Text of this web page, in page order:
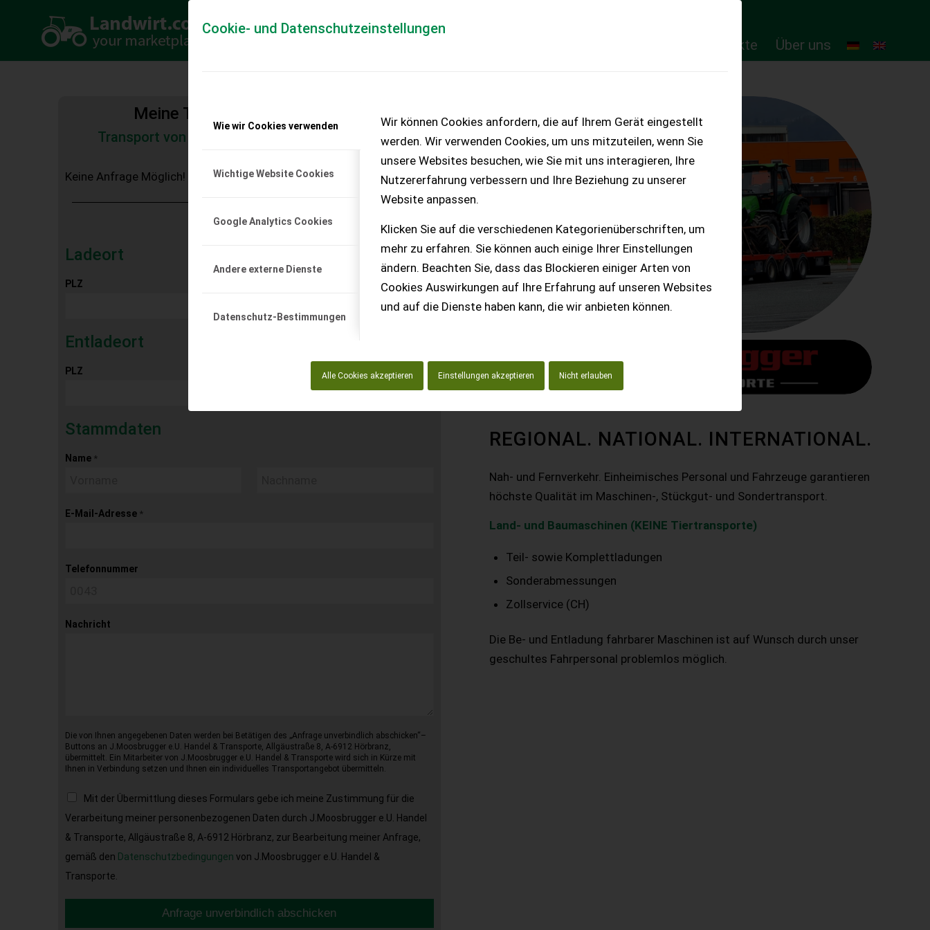
Cookie- und Datenschutzeinstellungen
Wie wir Cookies verwenden
Wichtige Website Cookies
Google Analytics Cookies
Andere externe Dienste
Datenschutz-Bestimmungen
Wir können Cookies anfordern, die auf Ihrem Gerät eingestellt
werden. Wir verwenden Cookies, um uns mitzuteilen, wenn Sie
unsere Websites besuchen, wie Sie mit uns interagieren, Ihre
Nutzererfahrung verbessern und Ihre Beziehung zu unserer
Website anpassen.
Klicken Sie auf die verschiedenen Kategorienüberschriften, um
mehr zu erfahren. Sie können auch einige Ihrer Einstellungen
ändern. Beachten Sie, dass das Blockieren einiger Arten von
Cookies Auswirkungen auf Ihre Erfahrung auf unseren Websites
und auf die Dienste haben kann, die wir anbieten können.
Alle Cookies akzeptieren Einstellungen akzeptieren Nicht erlauben
Online-Produkte Über uns
Meine Transportkostenanfrage
Transport von Land- und Baumaschinen – KEINE
Keine Anfrage Möglich!
Ladeort
PLZ
Entladeort
PLZ
Stammdaten
Name *
E-Mail-Adresse *
Telefonnummer
Nachricht
Die von Ihnen angegebenen Daten werden bei Betätigen des „Anfrage unverbindlich abschicken“–
Buttons an J.Moosbrugger e.U. Handel & Transporte, Allgäustraße 8, A-6912 Hörbranz,
übermittelt. Ein Mitarbeiter von J.Moosbrugger e.U. Handel & Transporte wird sich in Kürze mit
Ihnen in Verbindung setzen und Ihnen ein individuelles Transportangebot übermitteln.
Mit der Übermittlung dieses Formulars gebe ich meine Zustimmung für die
Verarbeitung meiner personenbezogenen Daten durch J.Moosbrugger e.U. Handel
& Transporte, Allgäustraße 8, A-6912 Hörbranz, zur Bearbeitung meiner Anfrage,
gemäß den Datenschutzbedingungen von J.Moosbrugger e.U. Handel &
Transporte.
Anfrage unverbindlich abschicken
REGIONAL. NATIONAL. INTERNATIONAL.
Nah- und Fernverkehr. Einheimisches Personal und Fahrzeuge garantieren
höchste Qualität im Maschinen-, Stückgut- und Sondertransport.
Land- und Baumaschinen (KEINE Tiertransporte)
Teil- sowie Komplettladungen
Sonderabmessungen
Zollservice (CH)
Die Be- und Entladung fahrbarer Maschinen ist auf Wunsch durch unser
geschultes Fahrpersonal problemlos möglich.